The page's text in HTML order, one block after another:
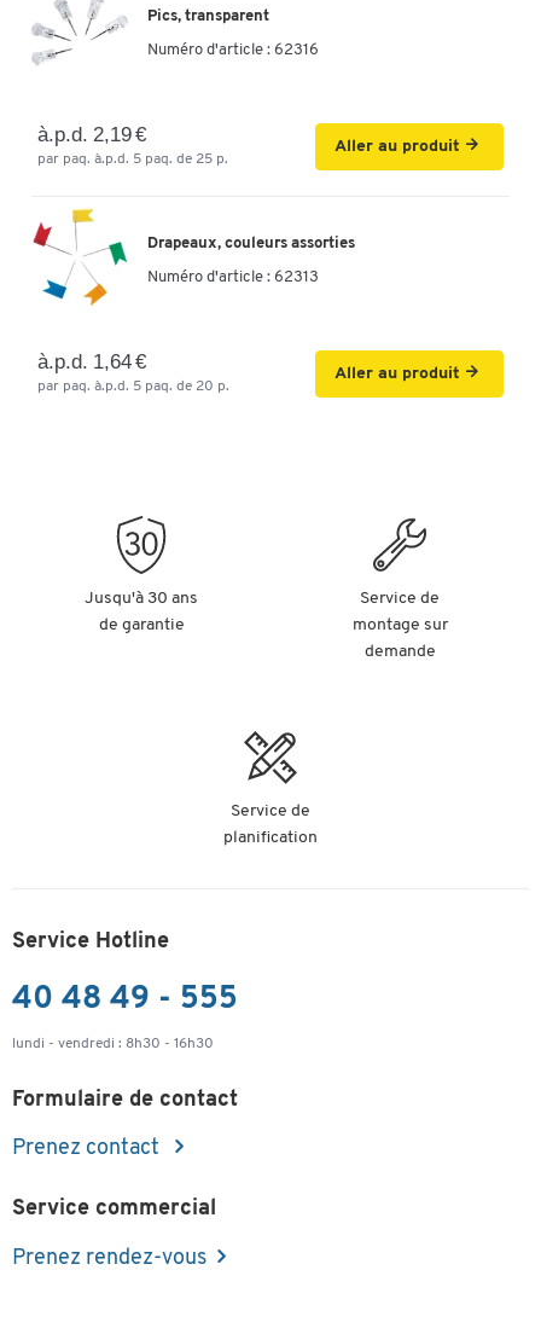
Pics, transparent
Numéro d'article : 62316
à.p.d. 2,19 €
par paq. à.p.d. 5 paq. de 25 p.
Aller au produit
Drapeaux, couleurs assorties
Numéro d'article : 62313
à.p.d. 1,64 €
par paq. à.p.d. 5 paq. de 20 p.
Aller au produit
Jusqu'à 30 ans
de garantie
Service de
montage sur
demande
Service de
planification
Service Hotline
40 48 49 - 555
lundi - vendredi : 8h30 - 16h30
Formulaire de contact
Prenez contact
Service commercial
Prenez rendez-vous